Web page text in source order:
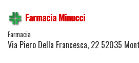
Farmacia Minucci
Farmacia
Via Piero Della Francesca, 22 52035